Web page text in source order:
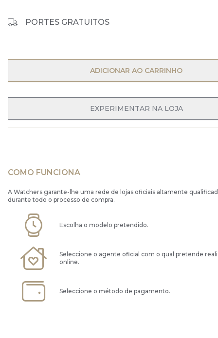
PORTES GRATUITOS
OPEN MENU
ADICIONAR AO CARRINHO
OPEN MENU
EXPERIMENTAR NA LOJA
COMO FUNCIONA
A Watchers garante-lhe uma rede de lojas oficiais altamente
durante todo o processo de compra.
Escolha o modelo pretendido.
Seleccione o agente oficial com o qual pretende
online.
Seleccione o método de pagamento.